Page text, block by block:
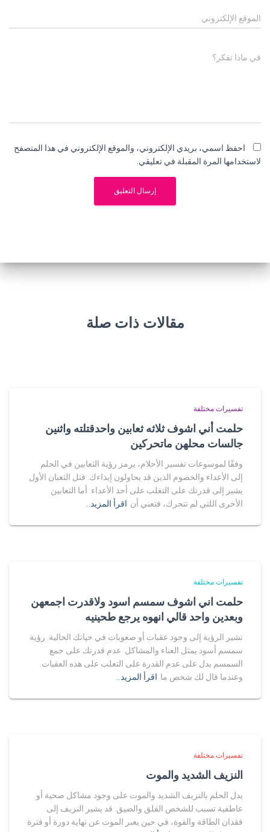
الموقع الإلكتروني
في ماذا تفكر؟
احفظ اسمي، بريدي الإلكتروني، والموقع الإلكتروني في هذا المتصفح
لاستخدامها المرة المقبلة في تعليقي.
مقالات ذات صلة
تفسيرات مختلفة
حلمت أني اشوف ثلاثه ثعابين واحدقتلته واثنين
جالسات محلهن ماتحركين
وفقًا لموسوعات تفسير الأحلام، يرمز رؤية الثعابين في الحلم
إلى الأعداء والخصوم الذين قد يحاولون إيذاءك. قتل الثعبان الأول
يشير إلى قدرتك على التغلب على أحد الأعداء. أما الثعابين
الأخرى اللتي لم تتحرك، فتعني أن اقرأ المزيد…
تفسيرات مختلفة
حلمت اني اشوف سمسم اسود ولاقدرت اجمعهن
وبعدين واحد قالي انهوه يرجع طحينيه
تشير الرؤية إلى وجود عقبات أو صعوبات في حياتك الحالية. رؤية
سمسم أسود يمثل العناء والمشاكل. عدم قدرتك على جمع
السمسم يدل على عدم القدرة على التغلب على هذه العقبات.
وعندما قال لك شخص ما اقرأ المزيد…
تفسيرات مختلفة
النزيف الشديد والموت
يدل الحلم بالنزيف الشديد والموت على وجود مشاكل صحية أو
عاطفية تسبب للشخص القلق والضيق. قد يشير النزيف إلى
فقدان الطاقة والقوة، في حين يعبر الموت عن نهاية دورة أو فترة